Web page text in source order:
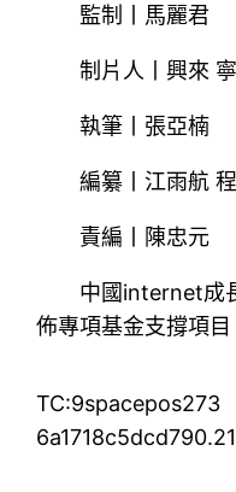
監制丨馬麗君
制片人丨興來
執筆丨張亞楠
編纂丨江雨航
責編丨陳忠元
中國internet成
佈專項基金支撐項目
TC:9spacepos273